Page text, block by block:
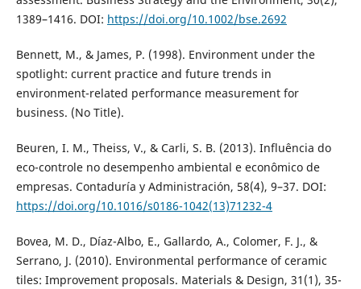
1389–1416. DOI: https://doi.org/10.1002/bse.2692
Bennett, M., & James, P. (1998). Environment under the
spotlight: current practice and future trends in
environment-related performance measurement for
business. (No Title).
Beuren, I. M., Theiss, V., & Carli, S. B. (2013). Influência do
eco-controle no desempenho ambiental e econômico de
empresas. Contaduría y Administración, 58(4), 9–37. DOI:
https://doi.org/10.1016/s0186-1042(13)71232-4
Bovea, M. D., Díaz-Albo, E., Gallardo, A., Colomer, F. J., &
Serrano, J. (2010). Environmental performance of ceramic
tiles: Improvement proposals. Materials & Design, 31(1), 35-